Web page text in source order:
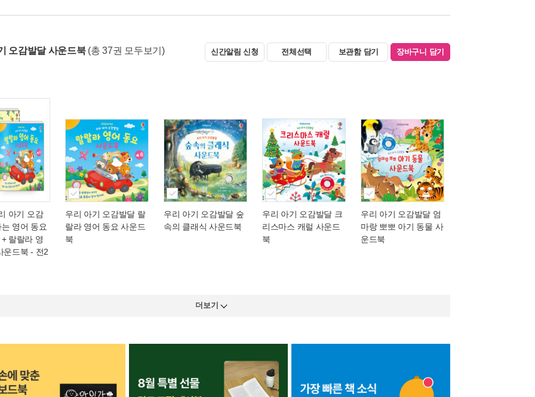
오감발달 사운드북 (총 37권 모두보기) 신간알림 신청 전체선택 보관함 담기 장바구니 담기
아기 오감
영어 동요
랄랄라 영
운드북 - 전2
우리 아기 오감발달 랄
랄라 영어 동요 사운드
북
우리 아기 오감발달 숲
속의 클래식 사운드북
우리 아기 오감발달 크
리스마스 캐럴 사운드
북
우리 아기 오감발달 엄
마랑 뽀뽀 아기 동물 사
운드북
더보기